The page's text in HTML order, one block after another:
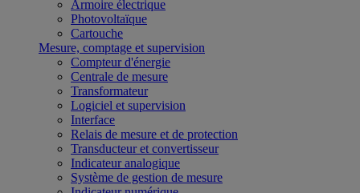
Armoire électrique
Photovoltaïque
Cartouche
Mesure, comptage et supervision
Compteur d'énergie
Centrale de mesure
Transformateur
Logiciel et supervision
Interface
Relais de mesure et de protection
Transducteur et convertisseur
Indicateur analogique
Système de gestion de mesure